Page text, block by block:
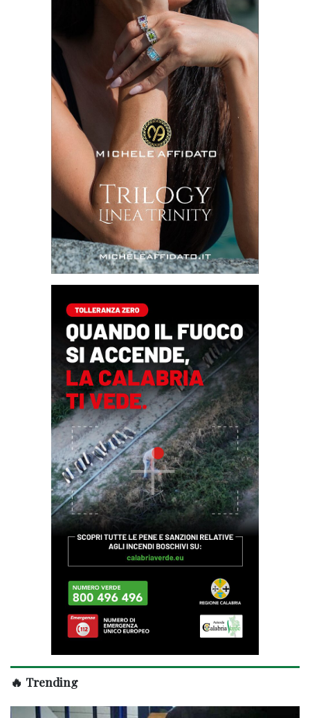
🔥 Trending